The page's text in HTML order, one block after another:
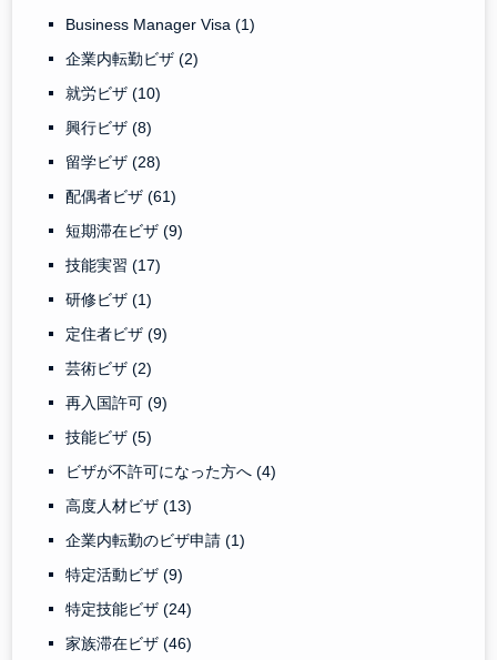
Business Manager Visa(1)
企業内転勤ビザ(2)
就労ビザ(10)
興行ビザ(8)
留学ビザ(28)
配偶者ビザ(61)
短期滞在ビザ(9)
技能実習(17)
研修ビザ(1)
定住者ビザ(9)
芸術ビザ(2)
再入国許可(9)
技能ビザ(5)
ビザが不許可になった方へ(4)
高度人材ビザ(13)
企業内転勤のビザ申請(1)
特定活動ビザ(9)
特定技能ビザ(24)
家族滞在ビザ(46)